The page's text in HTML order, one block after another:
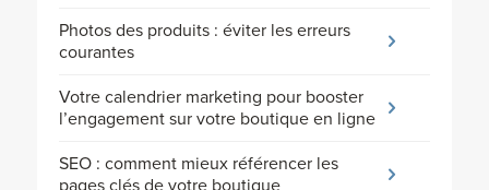
Photos des produits : éviter les erreurs
courantes
Votre calendrier marketing pour booster
l’engagement sur votre boutique en ligne
SEO : comment mieux référencer les
pages clés de votre boutique